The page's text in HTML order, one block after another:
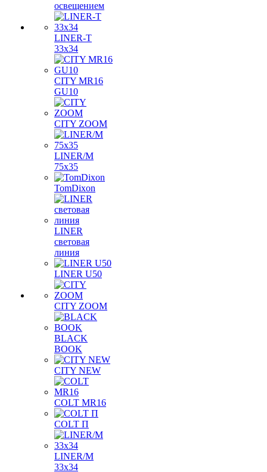
освещением
LINER-T
33x34
CITY MR16
GU10
CITY ZOOM
LINER/M
75х35
TomDixon
LINER
световая
линия
LINER U50
CITY ZOOM
BLACK
BOOK
CITY NEW
COLT MR16
COLT П
LINER/М
33х34